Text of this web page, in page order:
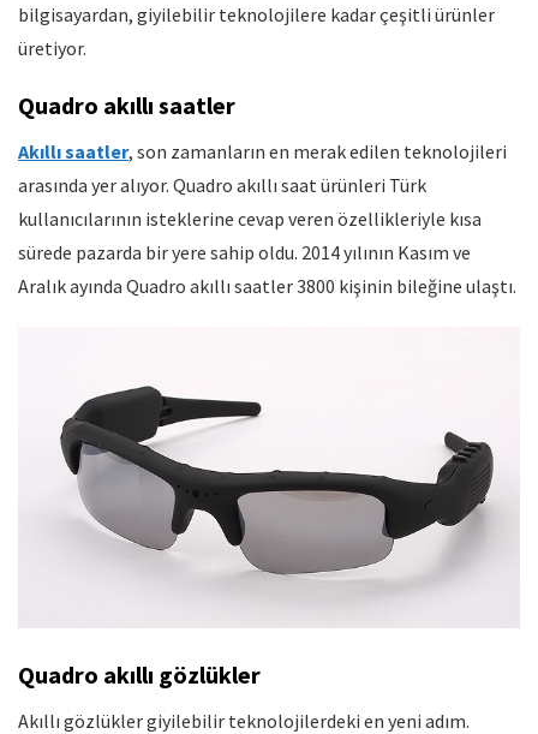
bilgisayardan, giyilebilir teknolojilere kadar çeşitli ürünler
üretiyor.
Quadro akıllı saatler
Akıllı saatler, son zamanların en merak edilen teknolojileri
arasında yer alıyor. Quadro akıllı saat ürünleri Türk
kullanıcılarının isteklerine cevap veren özellikleriyle kısa
sürede pazarda bir yere sahip oldu. 2014 yılının Kasım ve
Aralık ayında Quadro akıllı saatler 3800 kişinin bileğine ulaştı.
Quadro akıllı gözlükler
Akıllı gözlükler giyilebilir teknolojilerdeki en yeni adım.